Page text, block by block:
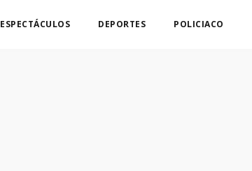
ESPECTÁCULOS DEPORTES POLICIACO